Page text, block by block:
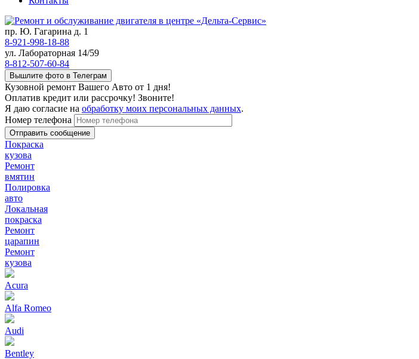
пр. Ю. Гагарина д. 1
8-921-998-18-88
ул. Лабораторная 14/59
8-812-507-60-84
Вышлите фото в Телеграм
Кузовной ремонт Вашего Авто от 1 дня!
Оплатив кредит или рассрочку! Звоните!
Я даю согласие на обработку моих персональных данных.
Номер телефона
Покраска
кузова
Ремонт
вмятин
Полировка
авто
Локальная
покраска
Ремонт
царапин
Ремонт
кузова
Acura
Alfa Romeo
Audi
Bentley